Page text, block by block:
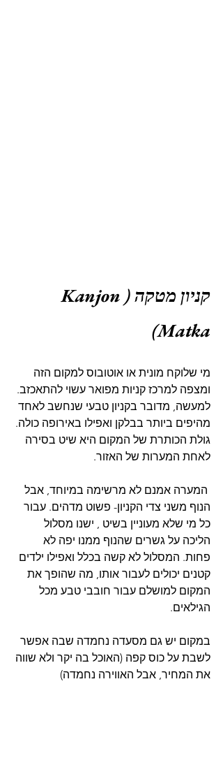
קניון מטקה (Kanjon
Matka)
מי שלוקח מונית או אוטובוס למקום הזה
ומצפה למרכז קניות מפואר עשוי להתאכזב.
למעשה, מדובר בקניון טבעי שנחשב לאחד
מהיפים ביותר בבלקן ואפילו באירופה כולה.
גולת הכותרת של המקום היא שיט בסירה
לאחת המערות של האזור.
המערה אמנם לא מרשימה במיוחד, אבל
הנוף משני צדי הקניון- פשוט מדהים. עבור
כל מי שלא מעוניין בשיט , ישנו מסלול
הליכה על גשרים שהנוף ממנו יפה לא
פחות. המסלול לא קשה בכלל ואפילו ילדים
קטנים יכולים לעבור אותו, מה שהופך את
המקום למושלם עבור חובבי טבע מכל
הגילאים.
במקום יש גם מסעדה נחמדה שבה אפשר
לשבת על כוס קפה (האוכל בה יקר ולא שווה
את המחיר, אבל האווירה נחמדה)